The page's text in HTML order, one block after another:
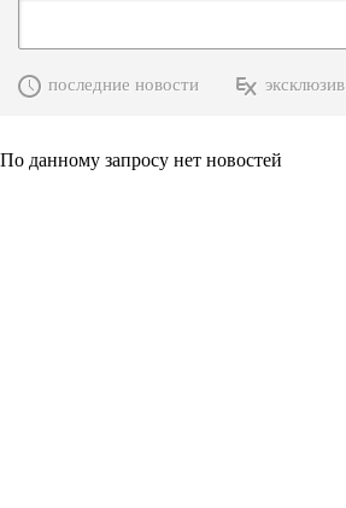
последние новости эксклюзив
По данному запросу нет новостей